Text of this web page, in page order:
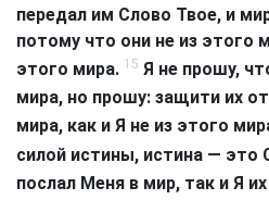
передал им Слово Твое, и
потому что они не из этого
этого мира. 15 Я не прошу,
мира, но прошу: защити их
мира, как и Я не из этого
силой истины, истина — это
послал Меня в мир, так и Я